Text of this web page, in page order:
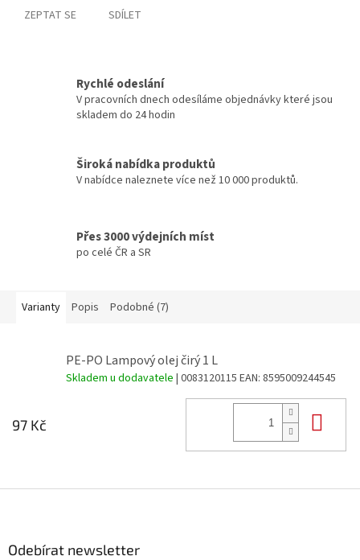
ZEPTAT SE SDÍLET
Rychlé odeslání
V pracovních dnech odesíláme objednávky které jsou
skladem do 24 hodin
Široká nabídka produktů
V nabídce naleznete více než 10 000 produktů.
Přes 3000 výdejních míst
po celé ČR a SR
Varianty Popis Podobné (7)
PE-PO Lampový olej čirý 1 L
Skladem u dodavatele | 0083120115 EAN: 8595009244545
97 Kč
Odebírat newsletter